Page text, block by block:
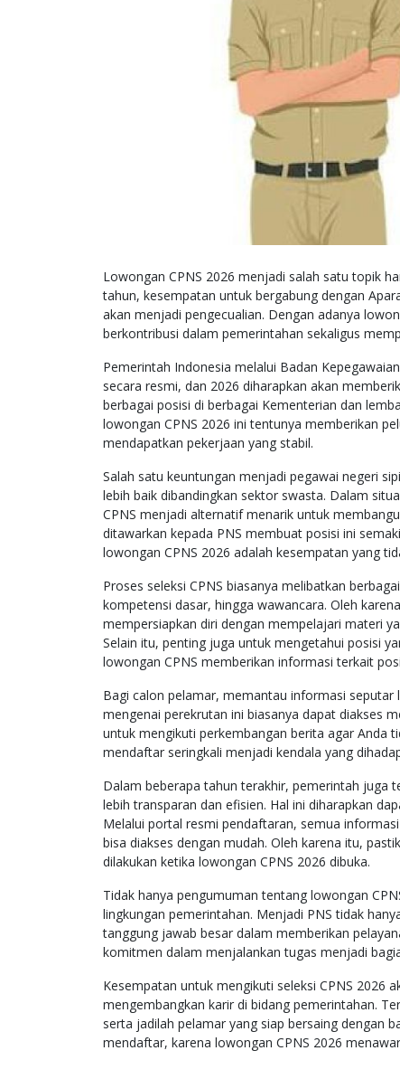
Lowongan CPNS 2026 menjadi salah satu topik
tahun, kesempatan untuk bergabung dengan
akan menjadi pengecualian. Dengan adanya
berkontribusi dalam pemerintahan sekaligus
Pemerintah Indonesia melalui Badan
secara resmi, dan 2026 diharapkan akan
berbagai posisi di berbagai Kementerian dan
lowongan CPNS 2026 ini tentunya memberikan
mendapatkan pekerjaan yang stabil.
Salah satu keuntungan menjadi pegawai negeri
lebih baik dibandingkan sektor swasta. Dalam
CPNS menjadi alternatif menarik untuk
ditawarkan kepada PNS membuat posisi ini
lowongan CPNS 2026 adalah kesempatan yang
Proses seleksi CPNS biasanya melibatkan
kompetensi dasar, hingga wawancara. Oleh
mempersiapkan diri dengan mempelajari materi
Selain itu, penting juga untuk mengetahui posisi
lowongan CPNS memberikan informasi terkait
Bagi calon pelamar, memantau informasi seputar
mengenai perekrutan ini biasanya dapat diakses
untuk mengikuti perkembangan berita agar Anda
mendaftar seringkali menjadi kendala yang
Dalam beberapa tahun terakhir, pemerintah juga
lebih transparan dan efisien. Hal ini diharapkan
Melalui portal resmi pendaftaran, semua
bisa diakses dengan mudah. Oleh karena itu,
dilakukan ketika lowongan CPNS 2026 dibuka.
Tidak hanya pengumuman tentang lowongan
lingkungan pemerintahan. Menjadi PNS tidak
tanggung jawab besar dalam memberikan
komitmen dalam menjalankan tugas menjadi
Kesempatan untuk mengikuti seleksi CPNS 2026
mengembangkan karir di bidang pemerintahan.
serta jadilah pelamar yang siap bersaing dengan
mendaftar, karena lowongan CPNS 2026